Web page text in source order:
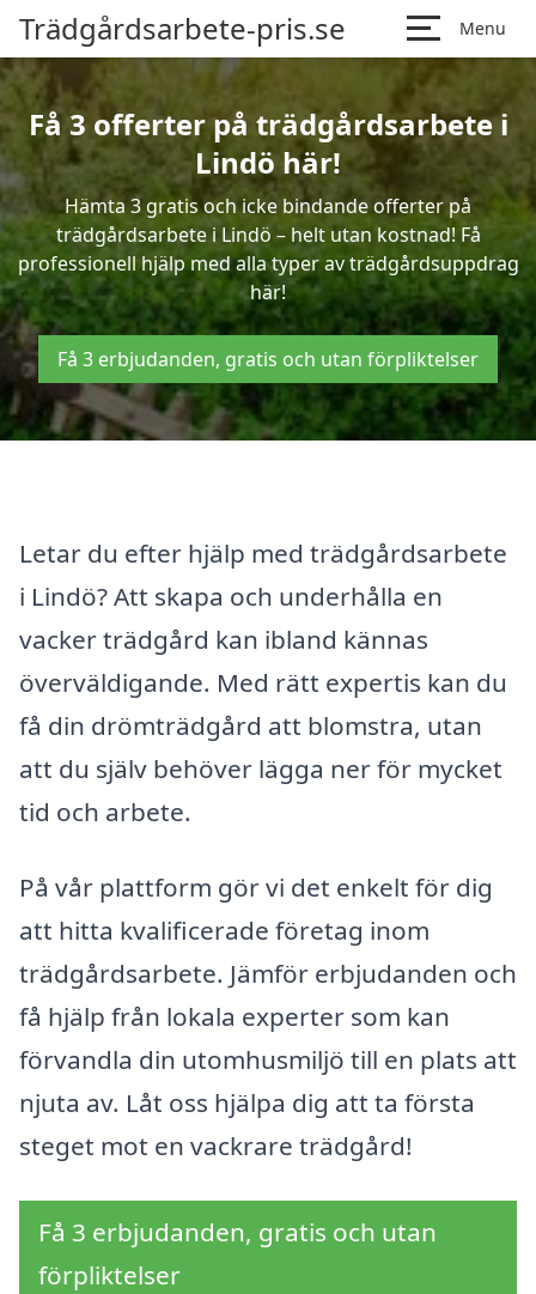
Trädgårdsarbete-pris.se Menu
Få 3 offerter på trädgårdsarbete i
Lindö här!
Hämta 3 gratis och icke bindande offerter på
trädgårdsarbete i Lindö – helt utan kostnad! Få
professionell hjälp med alla typer av trädgårdsuppdrag
här!
Få 3 erbjudanden, gratis och utan förpliktelser
Letar du efter hjälp med trädgårdsarbete
i Lindö? Att skapa och underhålla en
vacker trädgård kan ibland kännas
överväldigande. Med rätt expertis kan du
få din drömträdgård att blomstra, utan
att du själv behöver lägga ner för mycket
tid och arbete.
På vår plattform gör vi det enkelt för dig
att hitta kvalificerade företag inom
trädgårdsarbete. Jämför erbjudanden och
få hjälp från lokala experter som kan
förvandla din utomhusmiljö till en plats att
njuta av. Låt oss hjälpa dig att ta första
steget mot en vackrare trädgård!
Få 3 erbjudanden, gratis och utan
förpliktelser